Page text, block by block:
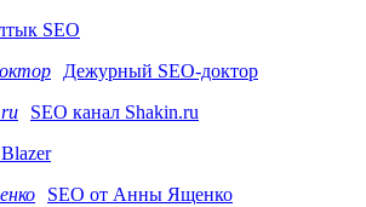
SEO
Дежурный SEO-доктор
SEO канал Shakin.ru
SEO от Анны Ященко